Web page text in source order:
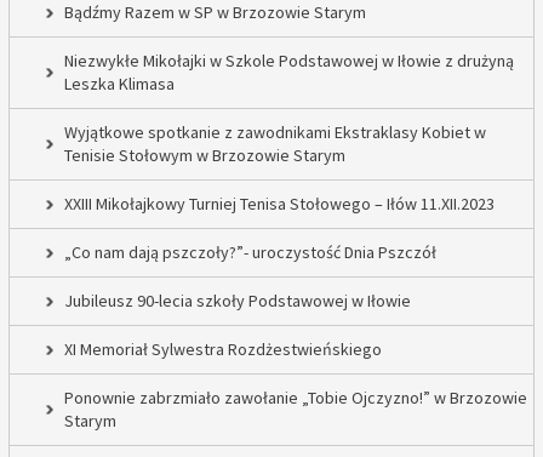
Bądźmy Razem w SP w Brzozowie Starym
Niezwykłe Mikołajki w Szkole Podstawowej w Iłowie z drużyną
Leszka Klimasa
Wyjątkowe spotkanie z zawodnikami Ekstraklasy Kobiet w
Tenisie Stołowym w Brzozowie Starym
XXIII Mikołajkowy Turniej Tenisa Stołowego – Iłów 11.XII.2023
„Co nam dają pszczoły?”- uroczystość Dnia Pszczół
Jubileusz 90-lecia szkoły Podstawowej w Iłowie
XI Memoriał Sylwestra Rozdżestwieńskiego
Ponownie zabrzmiało zawołanie „Tobie Ojczyzno!” w Brzozowie
Starym